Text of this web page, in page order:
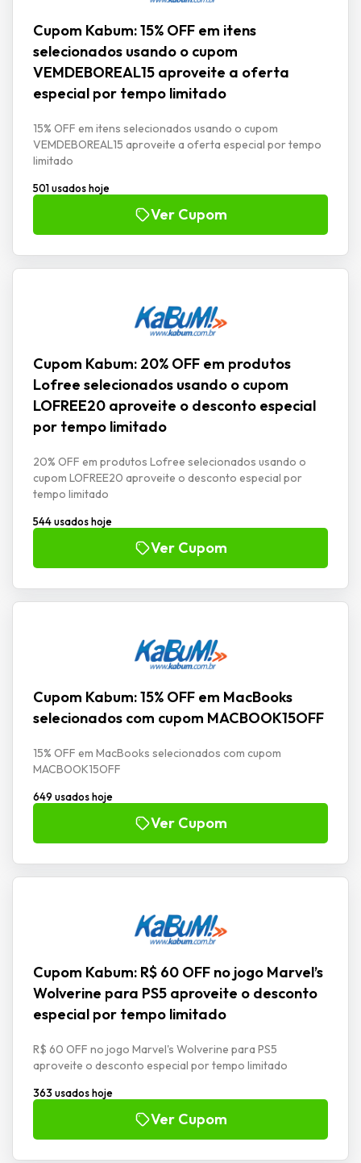
Cupom Kabum: 15% OFF em itens
selecionados usando o cupom
VEMDEBOREAL15 aproveite a oferta
especial por tempo limitado
15% OFF em itens selecionados usando o cupom
VEMDEBOREAL15 aproveite a oferta especial por tempo
limitado
501 usados hoje
Ver Cupom
Cupom Kabum: 20% OFF em produtos
Lofree selecionados usando o cupom
LOFREE20 aproveite o desconto especial
por tempo limitado
20% OFF em produtos Lofree selecionados usando o
cupom LOFREE20 aproveite o desconto especial por
tempo limitado
544 usados hoje
Ver Cupom
Cupom Kabum: 15% OFF em MacBooks
selecionados com cupom MACBOOK15OFF
15% OFF em MacBooks selecionados com cupom
MACBOOK15OFF
649 usados hoje
Ver Cupom
Cupom Kabum: R$ 60 OFF no jogo Marvel’s
Wolverine para PS5 aproveite o desconto
especial por tempo limitado
R$ 60 OFF no jogo Marvel's Wolverine para PS5
aproveite o desconto especial por tempo limitado
363 usados hoje
Ver Cupom